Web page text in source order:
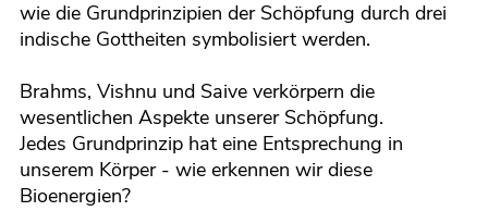
wie die Grundprinzipien der Schöpfung durch drei
indische Gottheiten symbolisiert werden.
Brahms, Vishnu und Saive verkörpern die
wesentlichen Aspekte unserer Schöpfung.
Jedes Grundprinzip hat eine Entsprechung in
unserem Körper - wie erkennen wir diese
Bioenergien?